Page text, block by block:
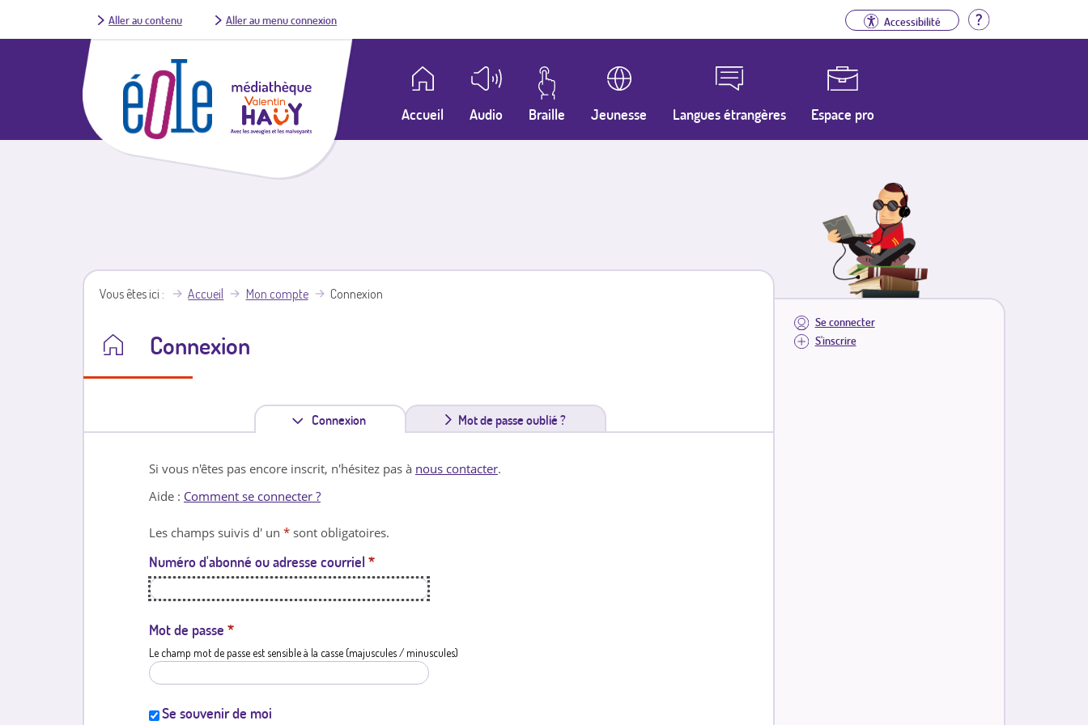
Aller au contenu Aller au menu connexion Accessibilité Aide
Accueil Audio Braille Jeunesse Langues étrangères Espace pro
Se connecter
S'inscrire
Vous êtes ici Accueil Mon compte Connexion
Connexion
Connexion
n
l
e
Mot de passe oublié ?
Si vous n'êtes pas encore inscrit, n'hésitez pas à nous contacter.
Aide : Comment se connecter ?
Les champs suivis d' un * sont obligatoires.
Numéro d'abonné ou adresse courriel *
Mot de passe *
Le champ mot de passe est sensible à la casse (majuscules / minuscules)
Se souvenir de moi